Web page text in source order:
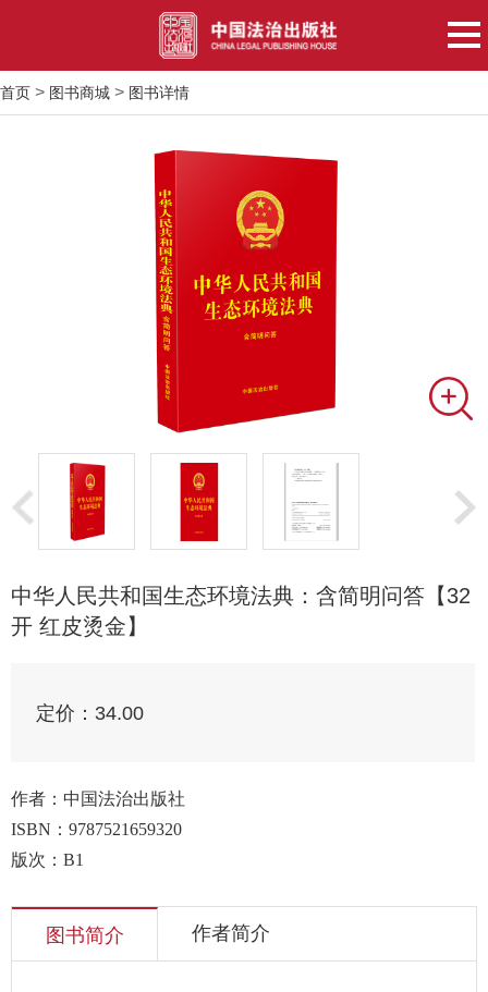
首页 > 图书商城 > 图书详情
中华人民共和国生态环境法典：含简明问答【32
开 红皮烫金】
定价： 34.00
作者：中国法治出版社
ISBN： 9787521659320
版次：B1
图书简介 作者简介